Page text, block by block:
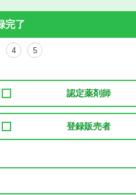
完了
4 5
認定薬剤師
登録販売者